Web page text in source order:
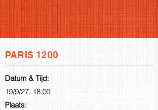
PARIS 1200
Datum & Tijd:
19/9/27, 18:00
Plaats: